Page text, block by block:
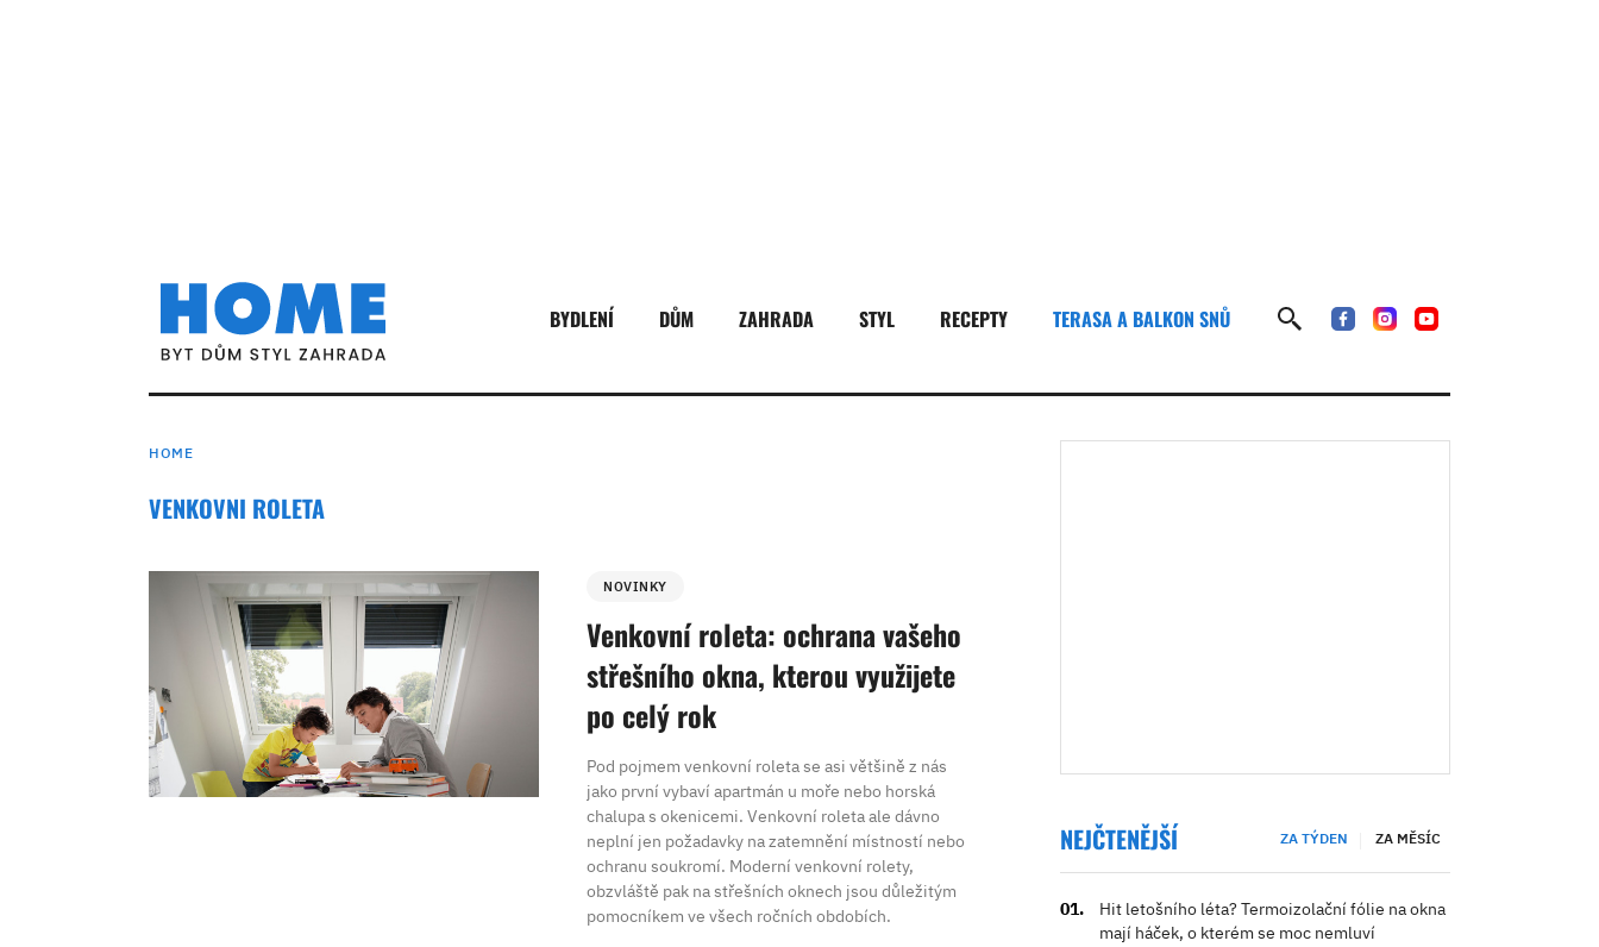
BYDLENÍ DŮM ZAHRADA STYL RECEPTY TERASA A BALKON SNŮ
HOME
VENKOVNI ROLETA
NOVINKY
Venkovní roleta: ochrana vašeho
střešního okna, kterou využijete
po celý rok
Pod pojmem venkovní roleta se asi většině z nás
jako první vybaví apartmán u moře nebo horská
chalupa s okenicemi. Venkovní roleta ale dávno
neplní jen požadavky na zatemnění místností nebo
ochranu soukromí. Moderní venkovní rolety,
obzvláště pak na střešních oknech jsou důležitým
pomocníkem ve všech ročních obdobích.
NEJČTENĚJŠÍ ZA TÝDEN ZA MĚSÍC
Hit letošního léta? Termoizolační fólie na okna
mají háček, o kterém se moc nemluví